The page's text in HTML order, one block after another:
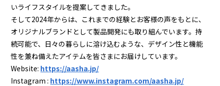
いライフスタイルを提案してきました。
そして2024年からは、これまでの経験とお客様の声をもとに、
オリジナルブランドとして製品開発にも取り組んでいます。持
続可能で、日々の暮らしに溶け込むような、デザイン性と機能
性を兼ね備えたアイテムを皆さまにお届けしています。
Website: https://aasha.jp/
Instagram : https://www.instagram.com/aasha.jp/